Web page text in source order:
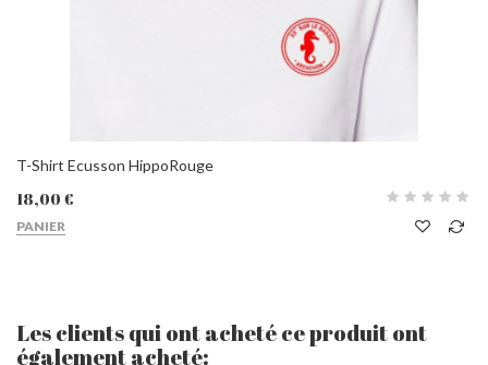
T-Shirt Ecusson HippoRouge
18,00 €
PANIER
Les clients qui ont acheté ce produit ont
également acheté: